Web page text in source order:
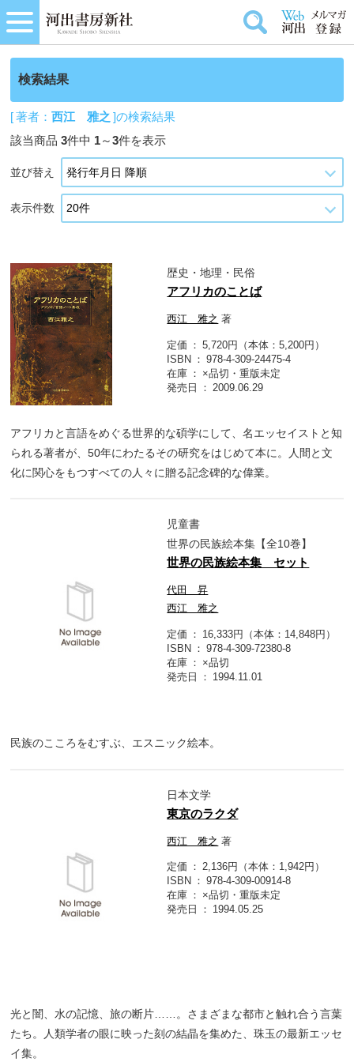
検索結果
[ 著者：西江 雅之 ]の検索結果
該当商品3件中 1～3件を表示
並び替え
表示件数
歴史・地理・民俗
アフリカのことば
西江 雅之 著
定価
5,720円（本体：5,200円）
ISBN
978-4-309-24475-4
在庫
×品切・重版未定
発売日
2009.06.29
アフリカと言語をめぐる世界的な碩学にして、名エッセイストと知
られる著者が、50年にわたるその研究をはじめて本に。人間と文
化に関心をもつすべての人々に贈る記念碑的な偉業。
児童書
世界の民族絵本集【全10巻】
世界の民族絵本集 セット
代田 昇
西江 雅之
定価
16,333円（本体：14,848円）
ISBN
978-4-309-72380-8
在庫
×品切
発売日
1994.11.01
民族のこころをむすぶ、エスニック絵本。
日本文学
東京のラクダ
西江 雅之 著
定価
2,136円（本体：1,942円）
ISBN
978-4-309-00914-8
在庫
×品切・重版未定
発売日
1994.05.25
光と闇、水の記憶、旅の断片……。さまざまな都市と触れ合う言葉
たち。人類学者の眼に映った刻の結晶を集めた、珠玉の最新エッセ
イ集。